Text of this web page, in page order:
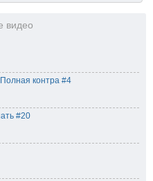
видео
контра #4
#20